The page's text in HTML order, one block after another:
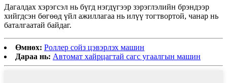
Дагалдах хэрэгсэл нь бүгд нэгдүгээр зэрэглэлийн брэндээр
хийгдсэн бөгөөд үйл ажиллагаа нь илүү тогтвортой, чанар нь
баталгаатай байдаг.
Өмнөх: Роллер сойз цэвэрлэх машин
Дараа нь: Автомат хайрцагтай сагс угаалгын машин